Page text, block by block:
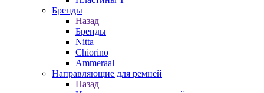
Бренды
Назад
Бренды
Nitta
Chiorino
Ammeraal
Направляющие для ремней
Назад